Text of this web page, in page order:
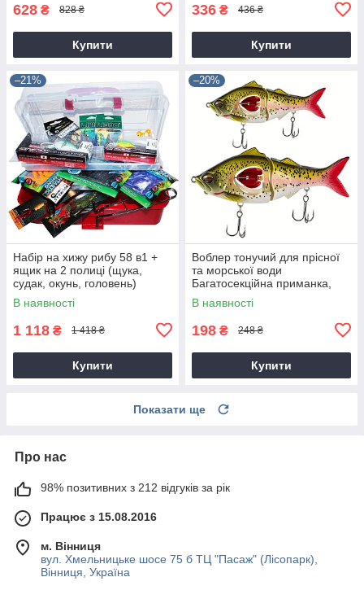
628 ₴ 828 ₴
Купити
336 ₴ 436 ₴
Купити
–21%
Набір на хижу рибу 58 в1 +
ящик на 2 полиці (щука,
судак, окунь, головень)
В наявності
1 118 ₴ 1 418 ₴
Купити
–20%
Воблер тонучий для прісної
та морської води
Багатосекційна приманка,
жорстка приманка з
пропелером і гачками
В наявності
198 ₴ 248 ₴
Купити
Показати ще
Про нас
98% позитивних з 212 відгуків за рік
Працює з 15.08.2016
м. Вінниця
вул. Хмельницьке шосе 75 б ТЦ "Пасаж" (Лісопарк),
Вінниця, Україна